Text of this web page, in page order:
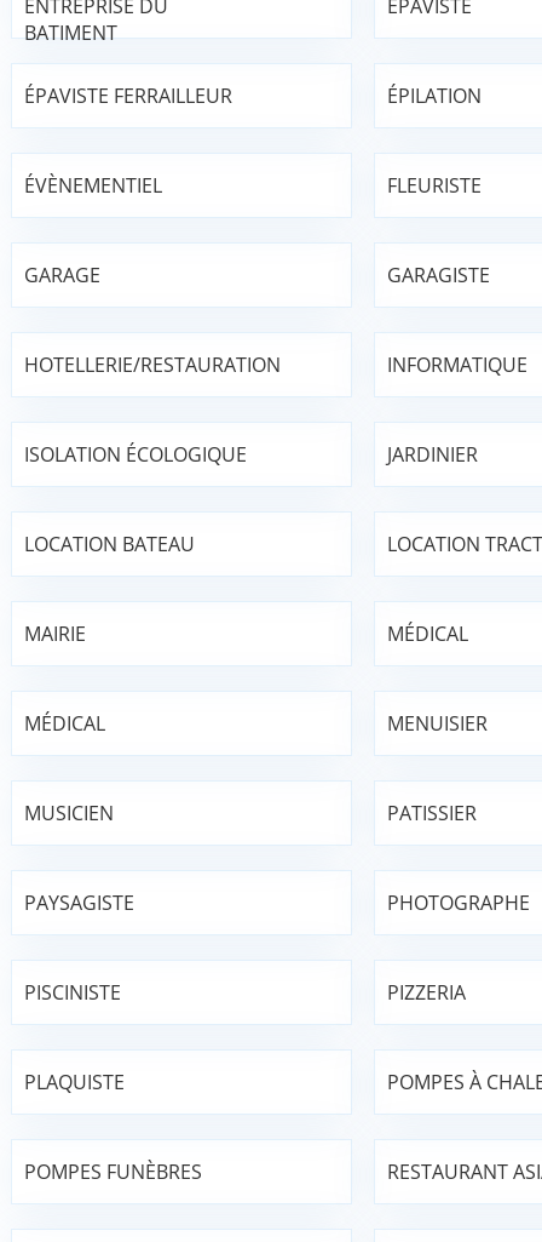
ENTREPRISE DU
BATIMENT
EPAVISTE
ÉPAVISTE FERRAILLEUR ÉPILATION
ÉVÈNEMENTIEL FLEURISTE
GARAGE GARAGISTE
HOTELLERIE/RESTAURATION INFORMATIQUE
ISOLATION ÉCOLOGIQUE JARDINIER
LOCATION BATEAU LOCATION
MAIRIE MÉDICAL
MÉDICAL MENUISIER
MUSICIEN PATISSIER
PAYSAGISTE PHOTOGRAPHE
PISCINISTE PIZZERIA
PLAQUISTE POMPES À
POMPES FUNÈBRES RESTAURANT